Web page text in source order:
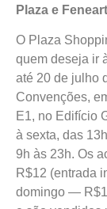
Plaza e
O Plaza
quem deseja ir
até 20 de julho
Convenções,
E1, no Edifício
à sexta, das
9h às 23h. Os
R$12 (entrada
domingo —